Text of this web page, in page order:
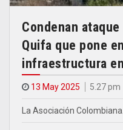
Condenan
Quifa que pone
infraestructura
13 May 2025 5.27 pm
La Asociación Colombiana…